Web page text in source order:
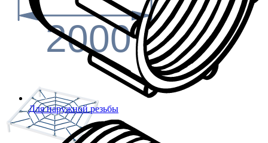
Для наружной резьбы
2000